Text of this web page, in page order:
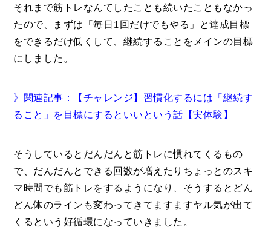
それまで筋トレなんてしたことも続いたこともなかっ
たので、まずは「毎日1回だけでもやる」と達成目標
をできるだけ低くして、継続することをメインの目標
にしました。
》関連記事：【チャレンジ】習慣化するには「継続す
ること」を目標にするといいという話【実体験】
そうしているとだんだんと筋トレに慣れてくるもの
で、だんだんとできる回数が増えたりちょっとのスキ
マ時間でも筋トレをするようになり、そうするとどん
どん体のラインも変わってきてますますヤル気が出て
くるという好循環になっていきました。